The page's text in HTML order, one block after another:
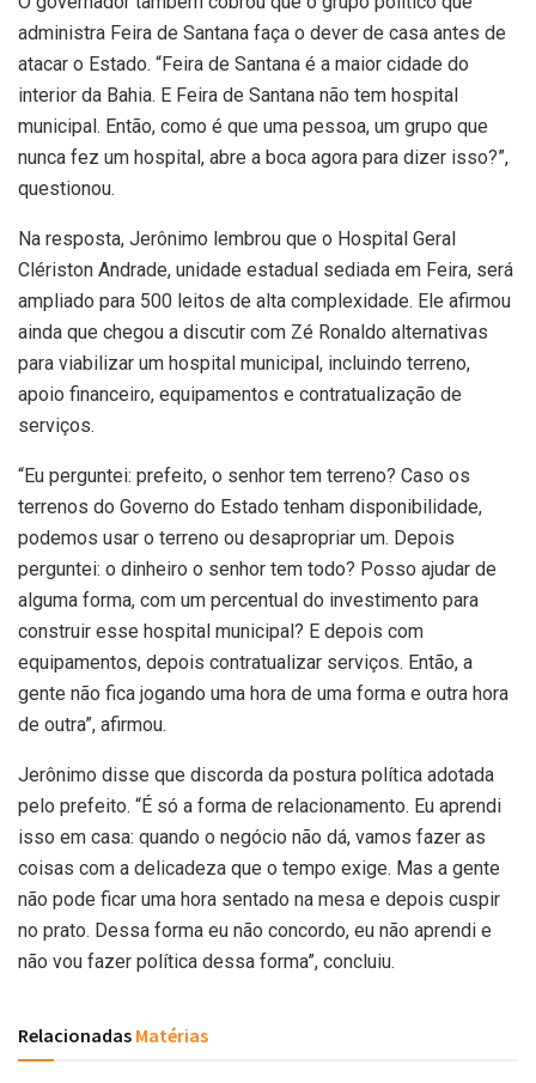
administra Feira de Santana faça o dever de casa antes de
atacar o Estado. “Feira de Santana é a maior cidade do
interior da Bahia. E Feira de Santana não tem hospital
municipal. Então, como é que uma pessoa, um grupo que
nunca fez um hospital, abre a boca agora para dizer isso?”,
questionou.
Na resposta, Jerônimo lembrou que o Hospital Geral
Clériston Andrade, unidade estadual sediada em Feira, será
ampliado para 500 leitos de alta complexidade. Ele afirmou
ainda que chegou a discutir com Zé Ronaldo alternativas
para viabilizar um hospital municipal, incluindo terreno,
apoio financeiro, equipamentos e contratualização de
serviços.
“Eu perguntei: prefeito, o senhor tem terreno? Caso os
terrenos do Governo do Estado tenham disponibilidade,
podemos usar o terreno ou desapropriar um. Depois
perguntei: o dinheiro o senhor tem todo? Posso ajudar de
alguma forma, com um percentual do investimento para
construir esse hospital municipal? E depois com
equipamentos, depois contratualizar serviços. Então, a
gente não fica jogando uma hora de uma forma e outra hora
de outra”, afirmou.
Jerônimo disse que discorda da postura política adotada
pelo prefeito. “É só a forma de relacionamento. Eu aprendi
isso em casa: quando o negócio não dá, vamos fazer as
coisas com a delicadeza que o tempo exige. Mas a gente
não pode ficar uma hora sentado na mesa e depois cuspir
no prato. Dessa forma eu não concordo, eu não aprendi e
não vou fazer política dessa forma”, concluiu.
Relacionadas Matérias